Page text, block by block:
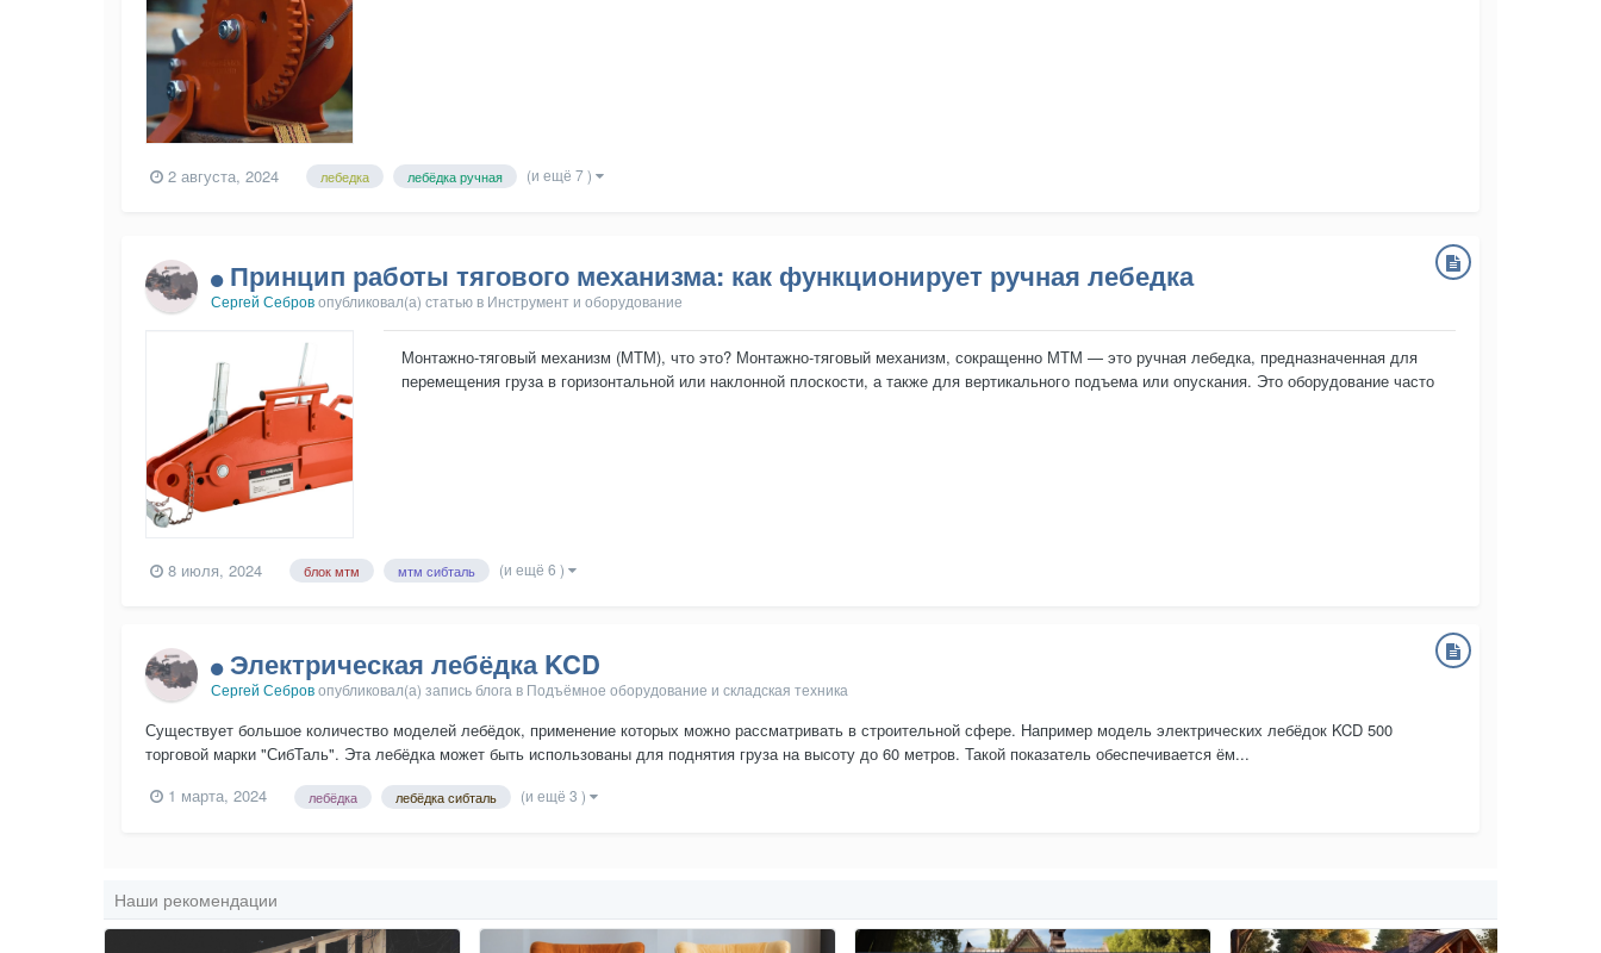
2 августа, 2024 лебедка лебёдка ручная (и ещё 7 )
Принцип работы тягового механизма: как функционирует ручная лебедка
Сергей Себровопубликовал(а) статью в Инструмент и оборудование
Монтажно-тяговый механизм (МТМ), что это? Монтажно-тяговый механизм, сокращенно МТМ — это ручная лебедка, предназначенная для
перемещения груза в горизонтальной или наклонной плоскости, а также для вертикального подъема или опускания. Это оборудование часто
8 июля, 2024 блок мтм мтм сибталь (и ещё 6 )
Электрическая лебёдка KCD
Сергей Себровопубликовал(а) запись блога в Подъёмное оборудование и складская техника
Существует большое количество моделей лебёдок, применение которых можно рассматривать в строительной сфере. Например модель электрических лебёдок KCD 500
торговой марки "СибТаль". Эта лебёдка может быть использованы для поднятия груза на высоту до 60 метров. Такой показатель обеспечивается ём...
1 марта, 2024
лебёдка лебёдка сибталь (и ещё 3 )
Наши рекомендации